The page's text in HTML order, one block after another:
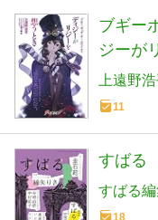
ブギー
ジーが
上遠野
11
すばる
すばる